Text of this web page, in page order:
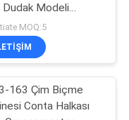
Dudak Modeli
MOQ:5
163 Çim Biçme
Conta Halkası